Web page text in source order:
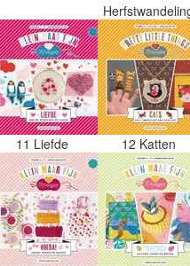
11 Liefde 12 Katten